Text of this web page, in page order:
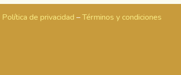
Política de privacidad –Términos y condiciones